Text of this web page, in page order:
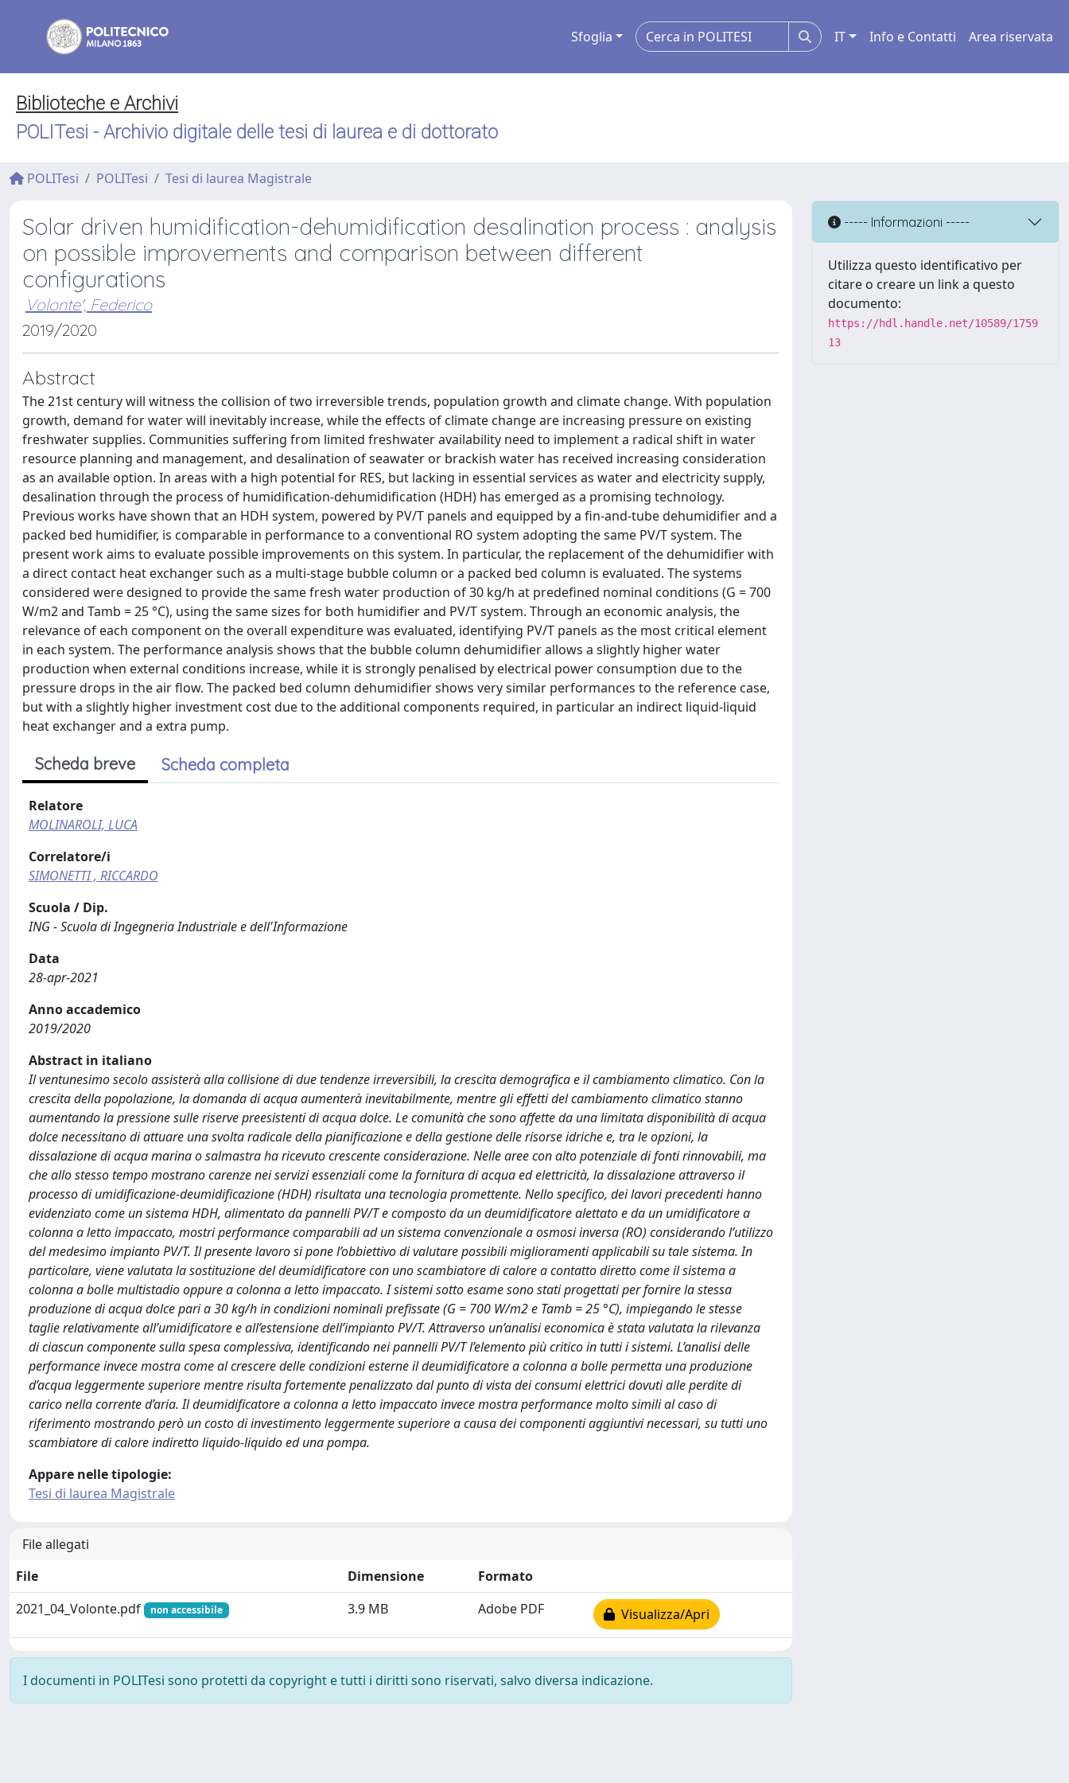
Sfoglia IT Info e Contatti Area riservata
Biblioteche e Archivi
POLITesi - Archivio digitale delle tesi di laurea e di dottorato
POLITesi POLITesi Tesi di laurea Magistrale
Solar driven humidification-dehumidification desalination process : analysis
on possible improvements and comparison between different
configurations
Volonte', Federico
2019/2020
Abstract
The 21st century will witness the collision of two irreversible trends, population growth and climate change. With population
growth, demand for water will inevitably increase, while the effects of climate change are increasing pressure on existing
freshwater supplies. Communities suffering from limited freshwater availability need to implement a radical shift in water
resource planning and management, and desalination of seawater or brackish water has received increasing consideration
as an available option. In areas with a high potential for RES, but lacking in essential services as water and electricity supply,
desalination through the process of humidification-dehumidification (HDH) has emerged as a promising technology.
Previous works have shown that an HDH system, powered by PV/T panels and equipped by a fin-and-tube dehumidifier and a
packed bed humidifier, is comparable in performance to a conventional RO system adopting the same PV/T system. The
present work aims to evaluate possible improvements on this system. In particular, the replacement of the dehumidifier with
a direct contact heat exchanger such as a multi-stage bubble column or a packed bed column is evaluated. The systems
considered were designed to provide the same fresh water production of 30 kg/h at predefined nominal conditions (G = 700
W/m2 and Tamb = 25 °C), using the same sizes for both humidifier and PV/T system. Through an economic analysis, the
relevance of each component on the overall expenditure was evaluated, identifying PV/T panels as the most critical element
in each system. The performance analysis shows that the bubble column dehumidifier allows a slightly higher water
production when external conditions increase, while it is strongly penalised by electrical power consumption due to the
pressure drops in the air flow. The packed bed column dehumidifier shows very similar performances to the reference case,
but with a slightly higher investment cost due to the additional components required, in particular an indirect liquid-liquid
heat exchanger and a extra pump.
Scheda breve Scheda completa
Relatore
MOLINAROLI, LUCA
Correlatore/i
SIMONETTI , RICCARDO
Scuola / Dip.
ING - Scuola di Ingegneria Industriale e dell'Informazione
Data
28-apr-2021
Anno accademico
2019/2020
Abstract in italiano
Il ventunesimo secolo assisterà alla collisione di due tendenze irreversibili, la crescita demografica e il cambiamento climatico. Con la
crescita della popolazione, la domanda di acqua aumenterà inevitabilmente, mentre gli effetti del cambiamento climatico stanno
aumentando la pressione sulle riserve preesistenti di acqua dolce. Le comunità che sono affette da una limitata disponibilità di acqua
dolce necessitano di attuare una svolta radicale della pianificazione e della gestione delle risorse idriche e, tra le opzioni, la
dissalazione di acqua marina o salmastra ha ricevuto crescente considerazione. Nelle aree con alto potenziale di fonti rinnovabili, ma
che allo stesso tempo mostrano carenze nei servizi essenziali come la fornitura di acqua ed elettricità, la dissalazione attraverso il
processo di umidificazione-deumidificazione (HDH) risultata una tecnologia promettente. Nello specifico, dei lavori precedenti hanno
evidenziato come un sistema HDH, alimentato da pannelli PV/T e composto da un deumidificatore alettato e da un umidificatore a
colonna a letto impaccato, mostri performance comparabili ad un sistema convenzionale a osmosi inversa (RO) considerando l’utilizzo
del medesimo impianto PV/T. Il presente lavoro si pone l’obbiettivo di valutare possibili miglioramenti applicabili su tale sistema. In
particolare, viene valutata la sostituzione del deumidificatore con uno scambiatore di calore a contatto diretto come il sistema a
colonna a bolle multistadio oppure a colonna a letto impaccato. I sistemi sotto esame sono stati progettati per fornire la stessa
produzione di acqua dolce pari a 30 kg/h in condizioni nominali prefissate (G = 700 W/m2 e Tamb = 25 °C), impiegando le stesse
taglie relativamente all’umidificatore e all’estensione dell’impianto PV/T. Attraverso un’analisi economica è stata valutata la rilevanza
di ciascun componente sulla spesa complessiva, identificando nei pannelli PV/T l’elemento più critico in tutti i sistemi. L’analisi delle
performance invece mostra come al crescere delle condizioni esterne il deumidificatore a colonna a bolle permetta una produzione
d’acqua leggermente superiore mentre risulta fortemente penalizzato dal punto di vista dei consumi elettrici dovuti alle perdite di
carico nella corrente d’aria. Il deumidificatore a colonna a letto impaccato invece mostra performance molto simili al caso di
riferimento mostrando però un costo di investimento leggermente superiore a causa dei componenti aggiuntivi necessari, su tutti uno
scambiatore di calore indiretto liquido-liquido ed una pompa.
Appare nelle tipologie:
Tesi di laurea Magistrale
File allegati
File
Dimensione
Formato
2021_04_Volonte.pdf
non accessibile 3.9 MB Adobe PDF Visualizza/Apri
I documenti in POLITesi sono protetti da copyright e tutti i diritti sono riservati, salvo diversa indicazione.
----- Informazioni -----
Utilizza questo identificativo per
citare o creare un link a questo
documento:
https://hdl.handle.net/10589/1759
13